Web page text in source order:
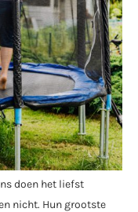
doen het liefst
nicht. Hun grootste